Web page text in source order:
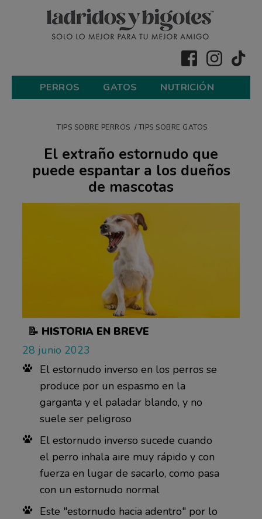
PERROS GATOS NUTRICIÓN
TIPS SOBRE PERROS TIPS SOBRE GATOS
El extraño estornudo que
puede espantar a los dueños
de mascotas
28 junio 2023
📝 HISTORIA EN BREVE
El estornudo inverso en los perros se
produce por un espasmo en la
garganta y el paladar blando, y no
suele ser peligroso
El estornudo inverso sucede cuando
el perro inhala aire muy rápido y con
fuerza en lugar de sacarlo, como pasa
con un estornudo normal
Este "estornudo hacia adentro" por lo